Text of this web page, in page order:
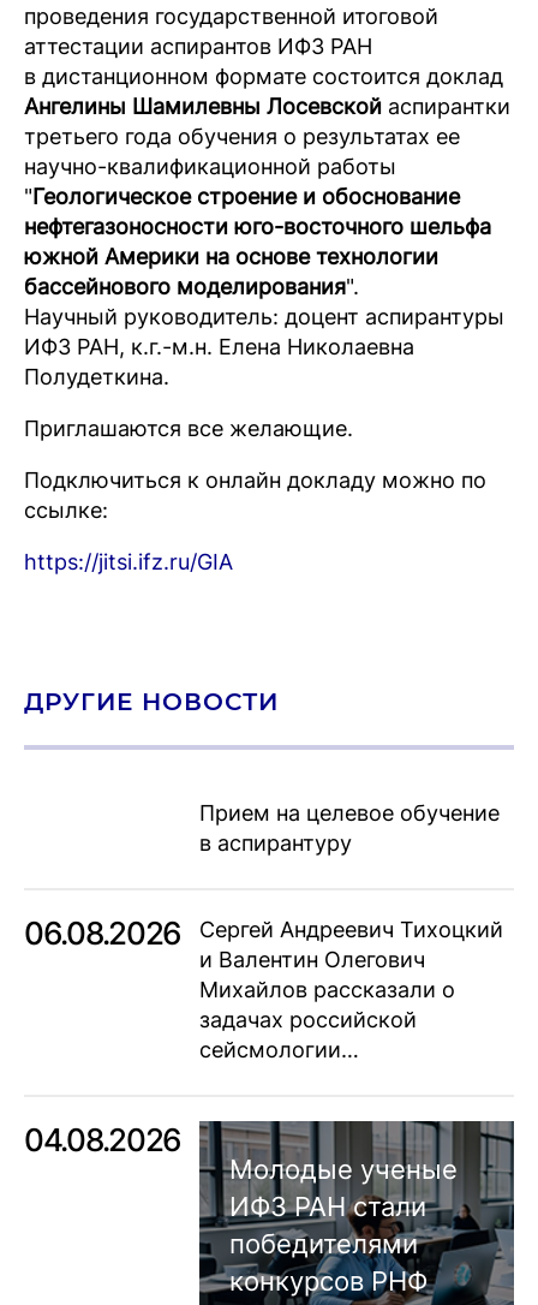
проведения государственной итоговой
аттестации аспирантов ИФЗ РАН
в дистанционном формате состоится доклад
Ангелины Шамилевны Лосевской аспирантки
третьего года обучения о результатах ее
научно-квалификационной работы
"Геологическое строение и обоснование
нефтегазоносности юго-восточного шельфа
южной Америки на основе технологии
бассейнового моделирования".
Научный руководитель: доцент аспирантуры
ИФЗ РАН, к.г.-м.н. Елена Николаевна
Полудеткина.
Приглашаются все желающие.
Подключиться к онлайн докладу можно по
ссылке:
https://jitsi.ifz.ru/GIA
ДРУГИЕ НОВОСТИ
Прием на целевое обучение
в аспирантуру
06.08.2026
Сергей Андреевич Тихоцкий
и Валентин Олегович
Михайлов рассказали о
задачах российской
сейсмологии…
04.08.2026
Молодые ученые
ИФЗ РАН стали
победителями
конкурсов РНФ